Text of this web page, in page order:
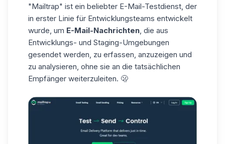
"Mailtrap" ist ein beliebter E-Mail-Testdienst, der
in erster Linie für Entwicklungsteams entwickelt
wurde, um E-Mail-Nachrichten , die aus
Entwicklungs- und Staging-Umgebungen
gesendet werden, zu erfassen, anzuzeigen und
zu analysieren, ohne sie an die tatsächlichen
Empfänger weiterzuleiten. 🫢